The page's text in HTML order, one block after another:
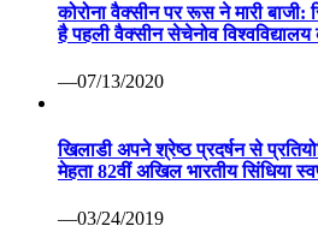
कोरोना वैक्सीन पर रूस ने मारी
है पहली वैक्सीन सेचेनोव
—07/13/2020
खिलाडी अपने श्रेष्ठ प्रदर्षन से
मेहता 82वीं अखिल भारतीय सिंधिया
—03/24/2019